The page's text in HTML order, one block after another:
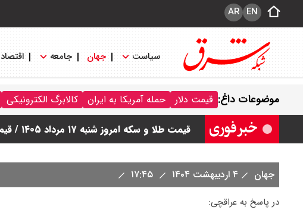
EN
AR
سیاست جهان جامعه اقتصاد
موضوعات داغ: قیمت دلار حمله آمریکا به ایران کالابرگ الکترونیکی
قیمت طلا ۱۸ عیار امروز شنبه ۱۷ مرداد ۱۴۰۵ اعلام شد/ طلا پرواز کرد
قیمت دلار مبادله ای امروز شنبه ۱۷ مرداد ۱۴۰ / دلار حواله ای چند؟ + جدول
قیمت طلا و سکه امروز شنبه ۱۷ مرداد ۱۴۰۵ / قیمت هر گرم طلا چند ؟ + جدول
قیمت سکه پارسیان امروز شنبه ۱۷ مرداد ۱۴۰۵ / سکه پارسیان ۲۰۰ سوتی چند؟ + جدول
جهان ۴ اردیبهشت ۱۴۰۴
در پاسخ به عراقچی: